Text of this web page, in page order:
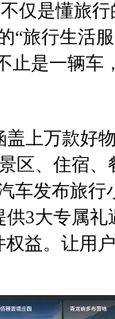
仅是懂旅
“旅行生活
止是一辆车
盖上万款好
区、住宿
车发布旅行
3大专属
益。让用